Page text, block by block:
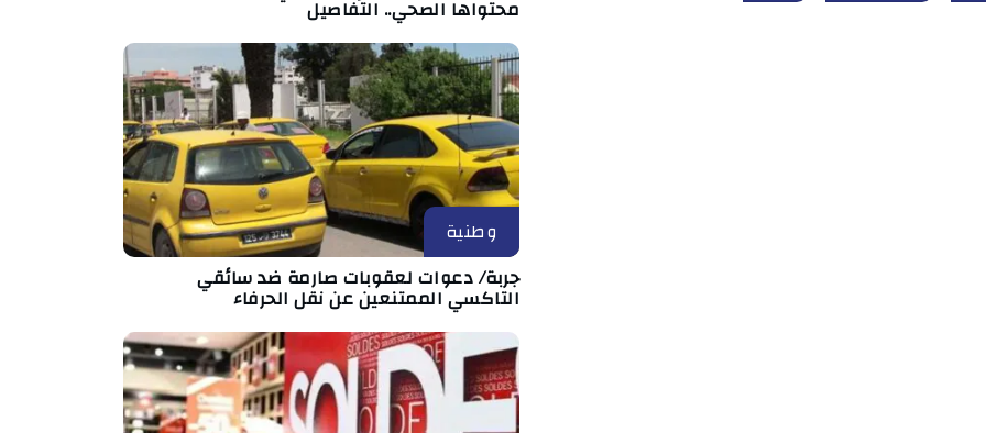
محتواها الصحي.. التفاصيل
وطنية
جربة/ دعوات لعقوبات صارمة ضد سائقي
التاكسي الممتنعين عن نقل الحرفاء